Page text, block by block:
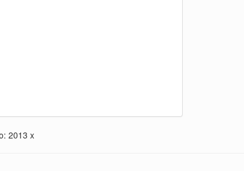
2013 x